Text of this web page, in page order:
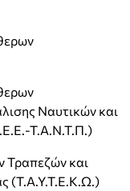
Ναυτικών και
Τ.Α.Ν.Τ.Π.)
Τραπεζών και
(Τ.Α.Υ.Τ.Ε.Κ.Ω.)